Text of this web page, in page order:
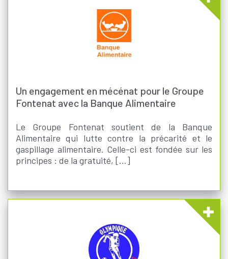
Un engagement en mécénat pour le Groupe
Fontenat avec la Banque Alimentaire
Le Groupe Fontenat soutient de la Banque
Alimentaire qui lutte contre la précarité et le
gaspillage alimentaire. Celle-ci est fondée sur les
principes : de la gratuité, [...]